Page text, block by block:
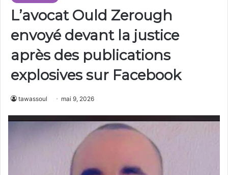
L’avocat Ould Zerough
envoyé devant la justice
après des publications
explosives sur Facebook
tawassoul mai 9, 2026